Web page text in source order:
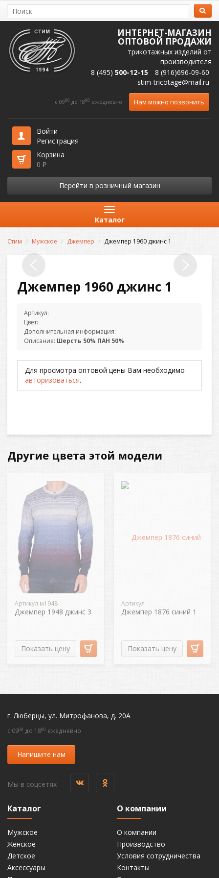
ИНТЕРНЕТ-МАГАЗИН
ОПТОВОЙ ПРОДАЖИ
трикотажных изделий от
производителя
8 (495) 500-12-15
8 (916)696-09-60
stim-tricotage@mail.ru
c 0900 до 1800 ежедневно Нам можно позвонить
Войти
Регистрация
Корзина
0 ₽
Перейти в розничный магазин
Каталог
Стим Мужское Джемпер Джемпер 1960 джинс 1
Джемпер 1960 джинс 1
Артикул:
Цвет:
Дополнительная информация:
Описание: Шерсть 50% ПАН 50%
Для просмотра оптовой цены Вам необходимо
авторизоваться.
Другие цвета этой модели
Артикул м1948
Джемпер 1948 джинс 3
Показать цену
Артикул
Джемпер 1876 синий 1
Показать цену
г. Люберцы, ул. Митрофанова, д. 20А
c 0900 до 1800 ежедневно
Напишите нам
Мы в соцсетях
Каталог
Мужское
Женское
Детское
Аксессуары
О компании
О компании
Производство
Условия сотрудничества
Контакты